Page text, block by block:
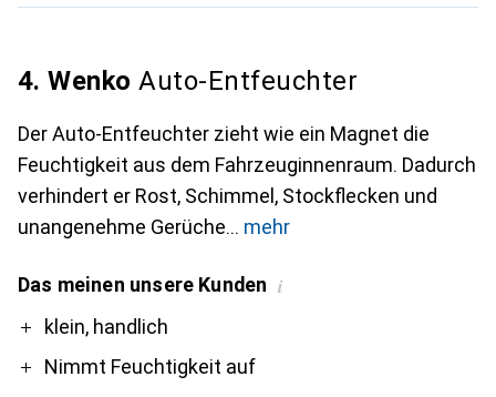
4. Wenko Auto-Entfeuchter
Der Auto-Entfeuchter zieht wie ein Magnet die
Feuchtigkeit aus dem Fahrzeuginnenraum. Dadurch
verhindert er Rost, Schimmel, Stockflecken und
unangenehme Gerüche
mehr
Das meinen unsere Kunden i
Proklein, handlich
Nimmt Feuchtigkeit auf
Contra